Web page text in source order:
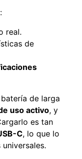
real.
de
de larga
uso activo, y
es tan
C, lo que lo